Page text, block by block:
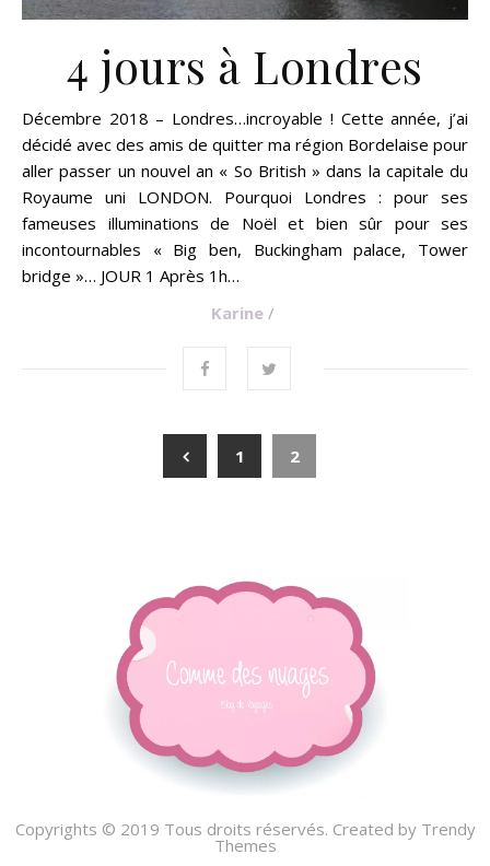
4 jours à Londres
Décembre 2018 – Londres…incroyable ! Cette année, j’ai
décidé avec des amis de quitter ma région Bordelaise pour
aller passer un nouvel an « So British » dans la capitale du
Royaume uni LONDON. Pourquoi Londres : pour ses
fameuses illuminations de Noël et bien sûr pour ses
incontournables « Big ben, Buckingham palace, Tower
bridge »… JOUR 1 Après 1h…
Karine /
1 2
Copyrights © 2019 Tous droits réservés. Created by Trendy
Themes